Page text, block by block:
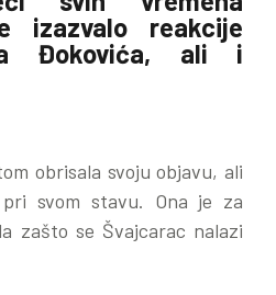
izazvalo reakcije
Đokovića, ali i
obrisala svoju objavu, ali
svom stavu. Ona je za
zašto se Švajcarac nalazi